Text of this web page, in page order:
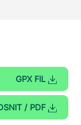
GPX FIL
/ PDF